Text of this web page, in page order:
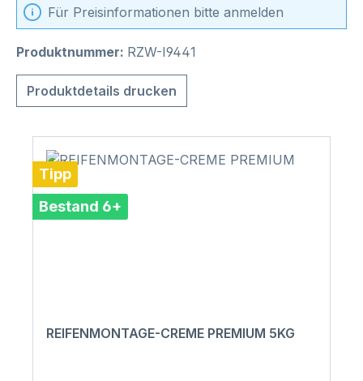
Für Preisinformationen bitte anmelden
Produktnummer: RZW-I9441
Produktdetails drucken
Tipp
Bestand 6+
REIFENMONTAGE-CREME PREMIUM 5KG